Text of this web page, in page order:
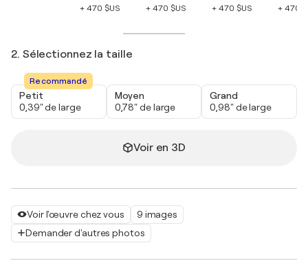
Voir l'œuvre chez vous
9 images
Demander d'autres photos
+ 470 $US
+ 470 $US
+ 470 $US
+ 470
2. Sélectionnez la taille
Recommandé
Petit
0,39" de large
Moyen
0,78" de large
Grand
0,98" de large
Voir en 3D